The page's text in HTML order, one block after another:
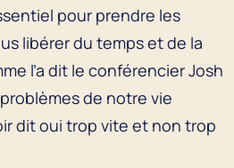
pour prendre les
libérer du temps et de la
l’a dit le conférencier Josh
de notre vie
dit oui trop vite et non trop